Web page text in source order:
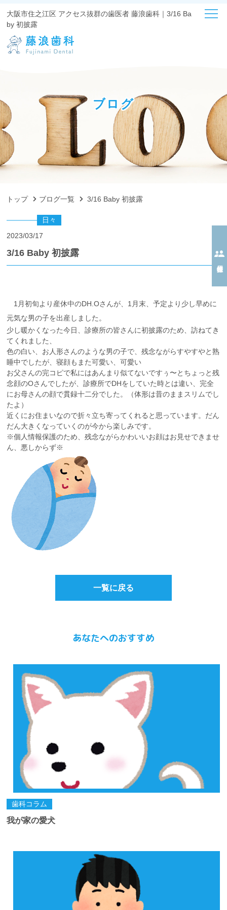
大阪市住之江区 アクセス抜群の歯医者 藤浪歯科｜3/16 Ba
by 初披露
ブログ
トップ ブログ一覧 3/16 Baby 初披露
日々
2023/03/17
3/16 Baby 初披露
1月初旬より産休中のDH.Oさんが、1月末、予定より少し早めに
元気な男の子を出産しました。
少し暖かくなった今日、診療所の皆さんに初披露のため、訪ねてき
てくれました、
色の白い、お人形さんのような男の子で、残念ながらすやすやと熟
睡中でしたが、寝顔もまた可愛い、可愛い
お父さんの完コピで私にはあんまり似てないですぅ〜とちょっと残
念顔のОさんでしたが、診療所でDHをしていた時とは違い、完全
にお母さんの顔で貫録十二分でした。（体形は昔のままスリムでし
たよ）
近くにお住まいなので折々立ち寄ってくれると思っています。だん
だん大きくなっていくのが今から楽しみです。
※個人情報保護のため、残念ながらかわいいお顔はお見せできませ
ん、悪しからず※
一覧に戻る
あなたへのおすすめ
歯科コラム
我が家の愛犬